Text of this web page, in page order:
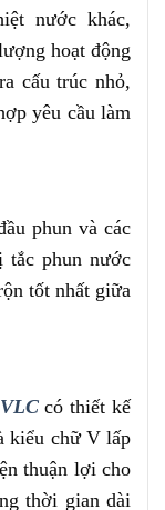
nước khác,
hoạt động
cấu trúc nhỏ,
yêu cầu làm
phun và các
tắc phun nước
tốt nhất giữa
có thiết kế
kiểu chữ V lấp
thuận lợi cho
thời gian dài